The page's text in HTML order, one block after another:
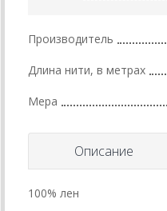
Производитель
Длина нити, в метрах
Мера
Описание
100% лен